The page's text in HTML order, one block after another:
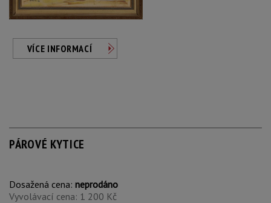
VÍCE INFORMACÍ
PÁROVÉ KYTICE
Dosažená cena: neprodáno
Vyvolávací cena: 1 200 Kč